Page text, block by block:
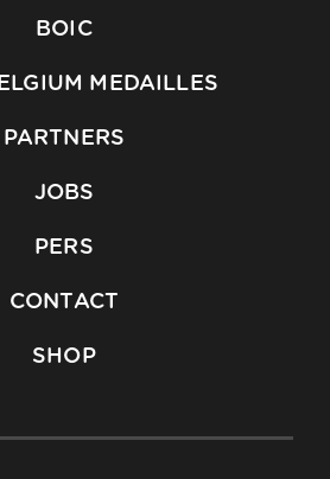
BOIC
MEDAILLES
PARTNERS
JOBS
PERS
CONTACT
SHOP